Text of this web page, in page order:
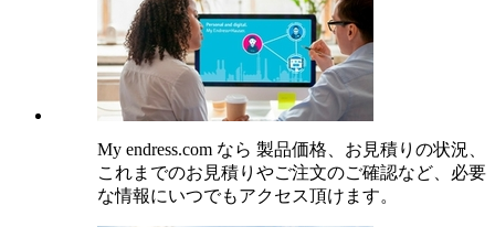
My endress.com なら 製品価格、お見積りの状況、
これまでのお見積りやご注文のご確認など、必要
な情報にいつでもアクセス頂けます。